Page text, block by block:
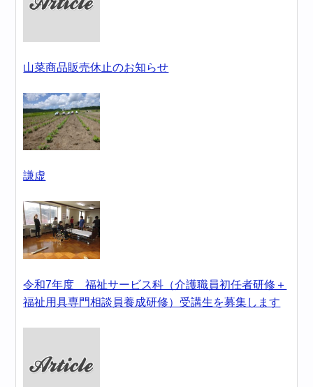
山菜商品販売休止のお知らせ
謙虚
令和7年度 福祉サービス科（介護職員初任者研修＋
福祉用具専門相談員養成研修）受講生を募集します